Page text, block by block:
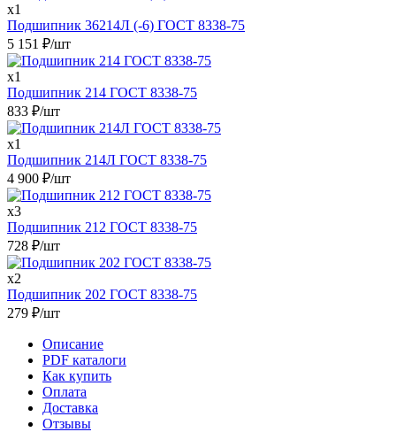
x1
Подшипник 36214Л (-6) ГОСТ 8338-75
5 151 ₽/шт
x1
Подшипник 214 ГОСТ 8338-75
833 ₽/шт
x1
Подшипник 214Л ГОСТ 8338-75
4 900 ₽/шт
x3
Подшипник 212 ГОСТ 8338-75
728 ₽/шт
x2
Подшипник 202 ГОСТ 8338-75
279 ₽/шт
Описание
PDF каталоги
Как купить
Оплата
Доставка
Отзывы